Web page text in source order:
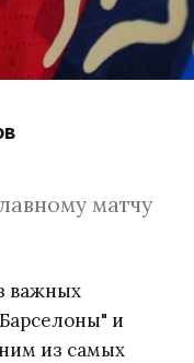
матчу
важных
и
из самых